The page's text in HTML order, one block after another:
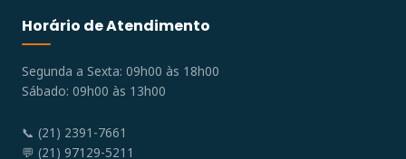
Horário de Atendimento
Segunda a Sexta: 09h00 às 18h00
Sábado: 09h00 às 13h00
📞 (21) 2391-7661
💬 (21) 97129-5211